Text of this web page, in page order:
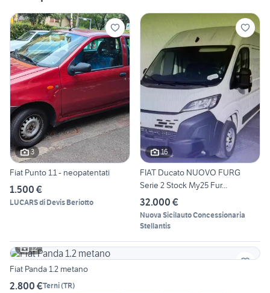
3
Fiat Punto 1.1 - neopatentati
1.500 €
LUCARS di Devis Beriotto
16
FIAT Ducato NUOVO FURG
Serie 2 Stock My25 Fur...
32.000 €
Nuova Sicilauto Concessionaria
Stellantis
12
Fiat Panda 1.2 metano
2.800 €Terni(TR)